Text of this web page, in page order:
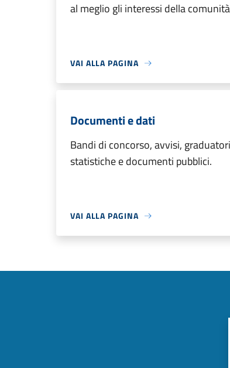
al meglio gli interessi della
VAI ALLA PAGINA
Documenti e dati
Bandi di concorso, avvisi,
statistiche e documenti pubblici.
VAI ALLA PAGINA